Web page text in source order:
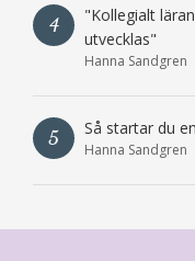
4
"Kollegialt
utvecklas"
Hanna Sandgren
5 Så startar du
Hanna Sandgren